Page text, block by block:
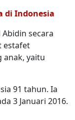
di Indonesia
secara
estafet
anak, yaitu
91 tahun. Ia
3 Januari 2016.